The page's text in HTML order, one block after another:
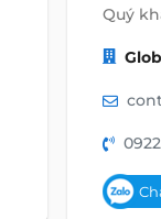
Quý